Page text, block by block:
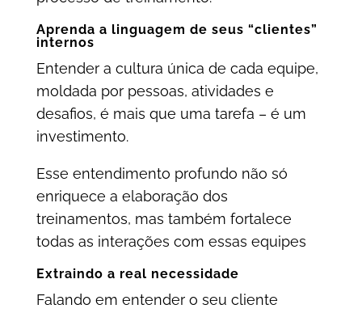
Aprenda a linguagem de seus “clientes”
internos
Entender a cultura única de cada equipe,
moldada por pessoas, atividades e
desafios, é mais que uma tarefa – é um
investimento.
Esse entendimento profundo não só
enriquece a elaboração dos
treinamentos, mas também fortalece
todas as interações com essas equipes
Extraindo a real necessidade
Falando em entender o seu cliente